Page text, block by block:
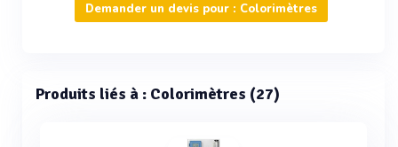
Demander un devis pour : Colorimètres
Produits liés à : Colorimètres (27)